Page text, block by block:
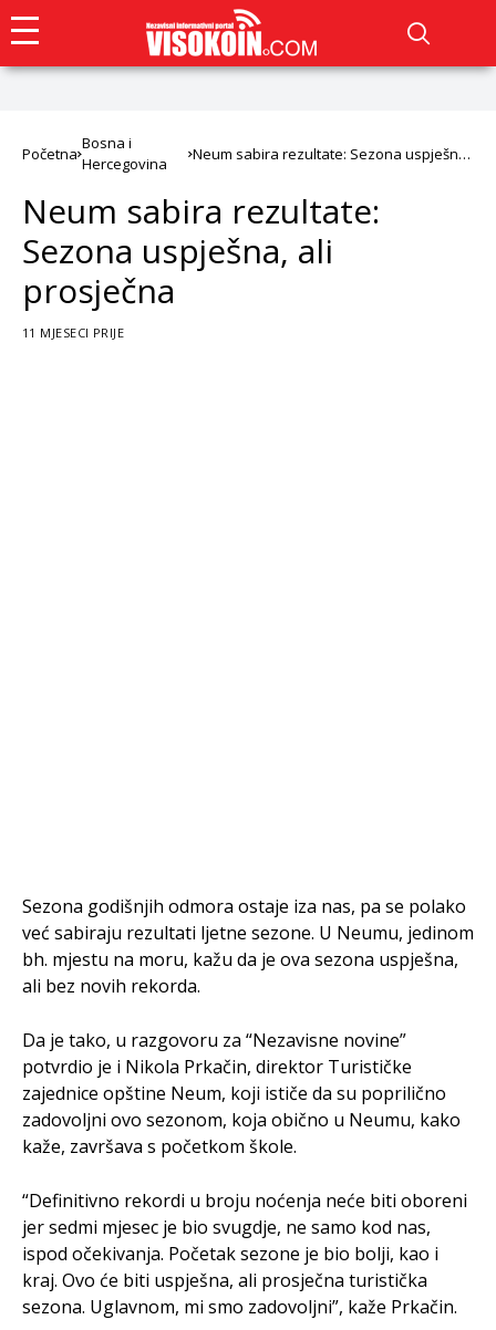
Početna
Bosna i
Hercegovina
Neum sabira rezultate: Sezona uspješna,
Neum sabira rezultate:
Sezona uspješna, ali
prosječna
11 MJESECI PRIJE
Sezona godišnjih odmora ostaje iza nas, pa se polako
već sabiraju rezultati ljetne sezone. U Neumu, jedinom
bh. mjestu na moru, kažu da je ova sezona uspješna,
ali bez novih rekorda.
Da je tako, u razgovoru za “Nezavisne novine”
potvrdio je i Nikola Prkačin, direktor Turističke
zajednice opštine Neum, koji ističe da su poprilično
zadovoljni ovo sezonom, koja obično u Neumu, kako
kaže, završava s početkom škole.
“Definitivno rekordi u broju noćenja neće biti oboreni
jer sedmi mjesec je bio svugdje, ne samo kod nas,
ispod očekivanja. Početak sezone je bio bolji, kao i
kraj. Ovo će biti uspješna, ali prosječna turistička
sezona. Uglavnom, mi smo zadovoljni”, kaže Prkačin.